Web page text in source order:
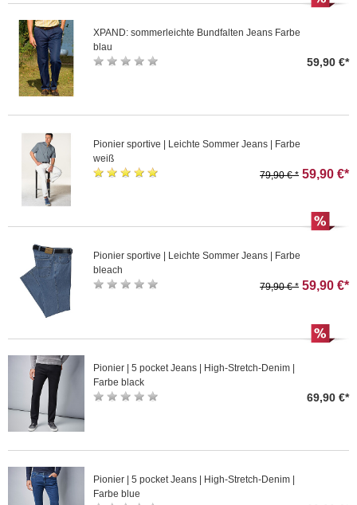
XPAND: sommerleichte Bundfalten Jeans Farbe
blau
59,90 €*
Pionier sportive | Leichte Sommer Jeans | Farbe
weiß
79,90 € * 59,90 €*
Pionier sportive | Leichte Sommer Jeans | Farbe
bleach
79,90 € * 59,90 €*
Pionier | 5 pocket Jeans | High-Stretch-Denim |
Farbe black
69,90 €*
Pionier | 5 pocket Jeans | High-Stretch-Denim |
Farbe blue